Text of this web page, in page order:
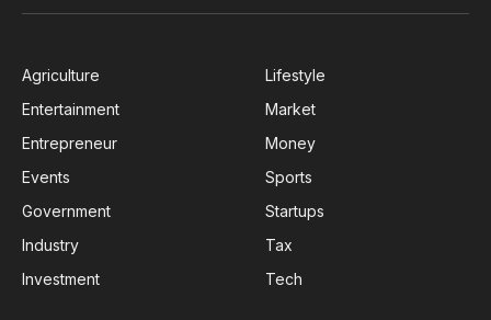
(Twitter)
Agriculture
Entertainment
Entrepreneur
Events
Government
Industry
Investment
Lifestyle
Market
Money
Sports
Startups
Tax
Tech